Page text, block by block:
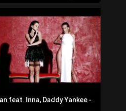
feat. Inna, Daddy Yankee -